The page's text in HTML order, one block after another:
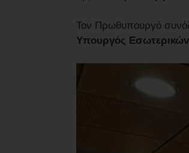
Τον Πρωθυπουργό
Υπουργός